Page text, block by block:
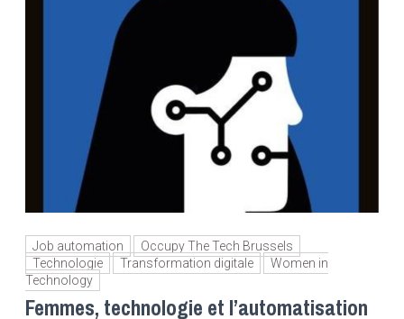
Job automation
Occupy The Tech Brussels
Technologie
Transformation digitale
Women in
Technology
Femmes, technologie et l’automatisation